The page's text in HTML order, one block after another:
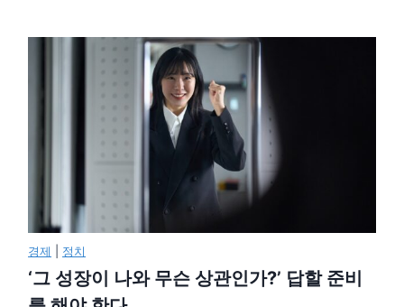
경제 정치
‘그 성장이 나와 무슨 상관인가?’ 답할 준비